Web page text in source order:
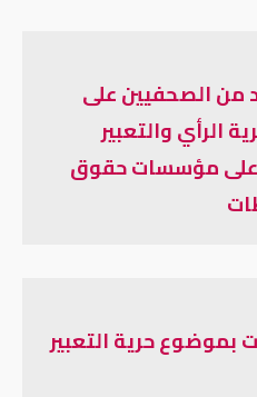
من الصحفيين على
الرأي والتعبير
على مؤسسات حقوق
بموضوع حرية التعبير